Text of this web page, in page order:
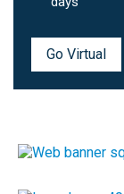
Go Virtual